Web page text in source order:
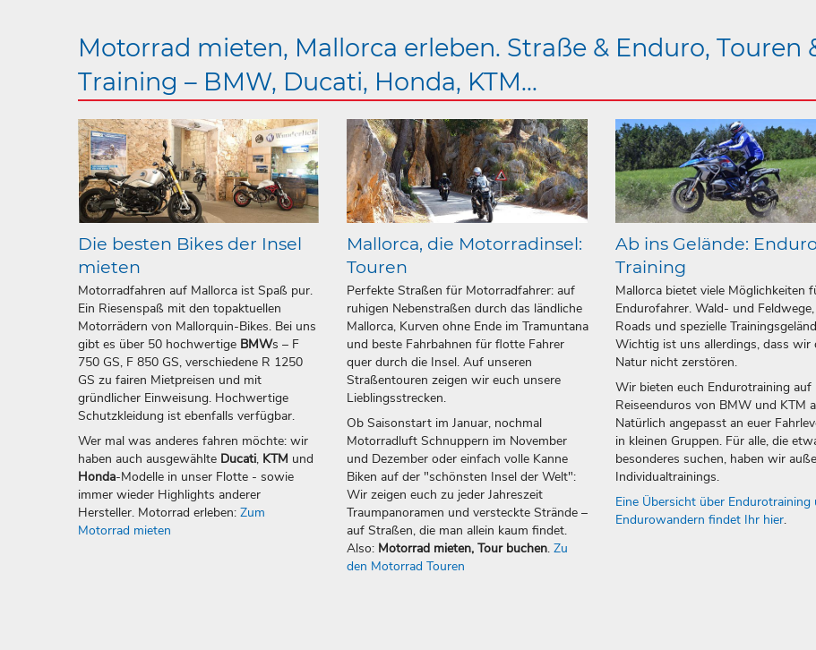
Motorrad mieten, Mallorca erleben. Straße & Enduro, Touren
Training – BMW, Ducati, Honda, KTM...
Die besten Bikes der Insel
mieten
Motorradfahren auf Mallorca ist Spaß pur.
Ein Riesenspaß mit den topaktuellen
Motorrädern von Mallorquin-Bikes. Bei uns
gibt es über 50 hochwertige BMWs – F
750 GS, F 850 GS, verschiedene R 1250
GS zu fairen Mietpreisen und mit
gründlicher Einweisung. Hochwertige
Schutzkleidung ist ebenfalls verfügbar.
Wer mal was anderes fahren möchte: wir
haben auch ausgewählte Ducati, KTM und
Honda-Modelle in unser Flotte - sowie
immer wieder Highlights anderer
Hersteller. Motorrad erleben: Zum
Motorrad mieten
Mallorca, die Motorradinsel:
Touren
Perfekte Straßen für Motorradfahrer: auf
ruhigen Nebenstraßen durch das ländliche
Mallorca, Kurven ohne Ende im Tramuntana
und beste Fahrbahnen für flotte Fahrer
quer durch die Insel. Auf unseren
Straßentouren zeigen wir euch unsere
Lieblingsstrecken.
Ob Saisonstart im Januar, nochmal
Motorradluft Schnuppern im November
und Dezember oder einfach volle Kanne
Biken auf der "schönsten Insel der Welt":
Wir zeigen euch zu jeder Jahreszeit
Traumpanoramen und versteckte Strände –
auf Straßen, die man allein kaum findet.
Also: Motorrad mieten, Tour buchen.Zu
den Motorrad Touren
Ab ins Gelände: Enduro
Training
Mallorca bietet viele Möglichkeiten
Endurofahrer. Wald- und
Roads und spezielle
Wichtig ist uns allerdings, dass wir
Natur nicht zerstören.
Wir bieten euch Endurotraining auf
Reiseenduros von BMW und KTM
Natürlich angepasst an euer
in kleinen Gruppen. Für alle, die
besonderes suchen, haben wir
Individualtrainings.
Eine Übersicht über Endurotraining
Endurowandern findet Ihr hier.